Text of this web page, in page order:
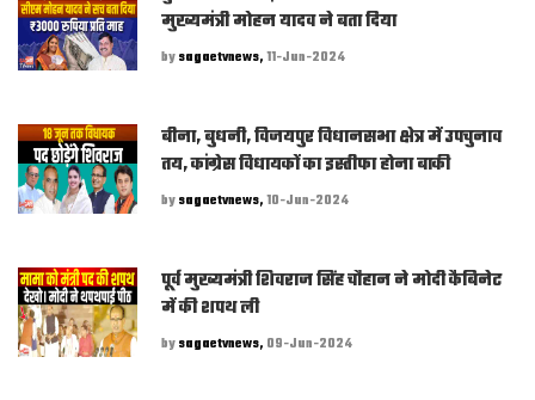
मुख्यमंत्री मोहन यादव ने बता दिया
bysagaetvnews,11-Jun-2024
बीना, बुधनी, विजयपुर विधानसभा क्षेत्र में उपचुनाव
तय, कांग्रेस विधायकों का इस्तीफा होना बाकी
bysagaetvnews,10-Jun-2024
पूर्व मुख्यमंत्री शिवराज सिंह चौहान ने मोदी कैबिनेट
में की शपथ ली
bysagaetvnews, 09-Jun-2024